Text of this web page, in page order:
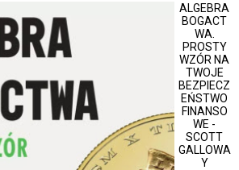
ALGEBRA
BOGACT
WA.
PROSTY
WZÓR NA
TWOJE
BEZPIECZ
EŃSTWO
FINANSO
WE -
SCOTT
GALLOWA
Y